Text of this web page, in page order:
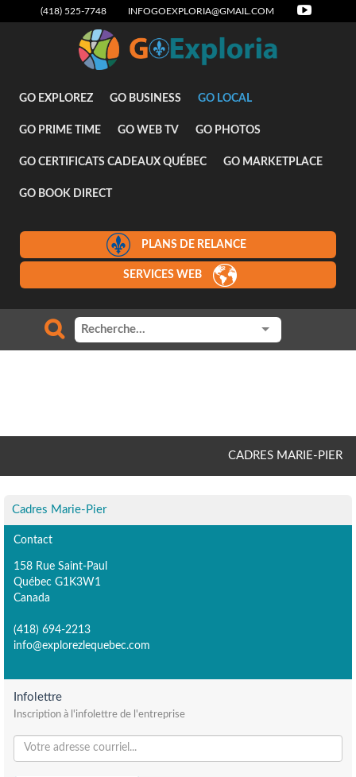
(418) 525-7748 INFOGOEXPLORIA@GMAIL.COM
GO EXPLOREZ GO BUSINESS GO LOCAL
GO PRIME TIME GO WEB TV GO PHOTOS
GO CERTIFICATS CADEAUX QUÉBEC GO MARKETPLACE
GO BOOK DIRECT
PLANS DE RELANCE
SERVICES WEB
CADRES MARIE-PIER
Cadres Marie-Pier
Contact
158 Rue Saint-Paul
Québec G1K3W1
Canada
(418) 694-2213
info@explorezlequebec.com
Infolettre
Inscription à l'infolettre de l'entreprise